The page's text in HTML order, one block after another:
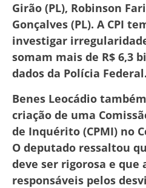
Girão (PL), Robinson
Gonçalves (PL). A CPI
investigar
somam mais de R$ 6,3
dados da Polícia Federal.
Benes Leocádio
criação de uma
de Inquérito (CPMI) no
O deputado ressaltou
deve ser rigorosa e que
responsáveis pelos